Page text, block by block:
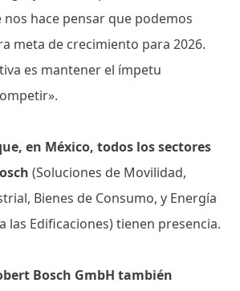
hace pensar que podemos
meta de crecimiento para 2026.
es mantener el ímpetu
en México, todos los sectores
(Soluciones de Movilidad,
Bienes de Consumo, y Energía
las Edificaciones) tienen presencia.
Bosch GmbH también